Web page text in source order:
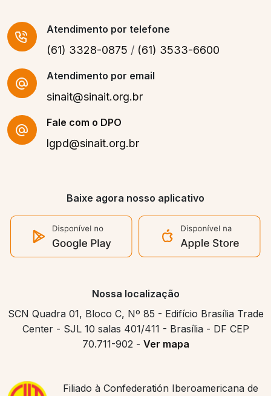
Atendimento por telefone
(61) 3328-0875 / (61) 3533-6600
Atendimento por email
sinait@sinait.org.br
Fale com o DPO
lgpd@sinait.org.br
Baixe agora nosso aplicativo
Nossa localização
SCN Quadra 01, Bloco C, Nº 85 - Edifício Brasília Trade
Center - SJL 10 salas 401/411 - Brasília - DF CEP
70.711-902 - Ver mapa
Filiado à Confederatión Iberoamericana de